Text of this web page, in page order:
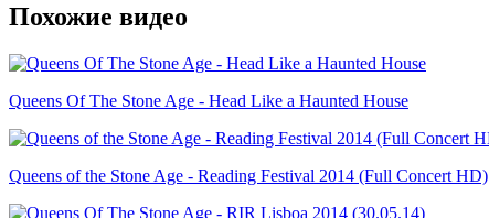
Похожие видео
Queens Of The Stone Age - Head Like a Haunted House
Queens of the Stone Age - Reading Festival 2014 (Full Concert HD)